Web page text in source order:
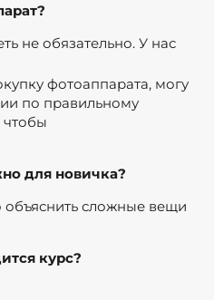
не обязательно. У нас
фотоаппарата, могу
по правильному
чтобы
для новичка?
объяснить сложные вещи
курс?